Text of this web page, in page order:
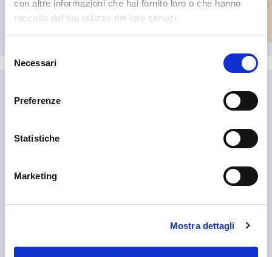
con altre informazioni che hai fornito loro o che hanno
raccolto dal tuo utilizzo dei loro servizi.
delNecessari
Preferenze
Statistiche
Marketing
Mostra dettagli
🤝 Attività che abbiamo
Se sei in zona, qui trovi alcune attività che puoi scoprire.